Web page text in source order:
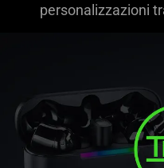
personalizzazioni